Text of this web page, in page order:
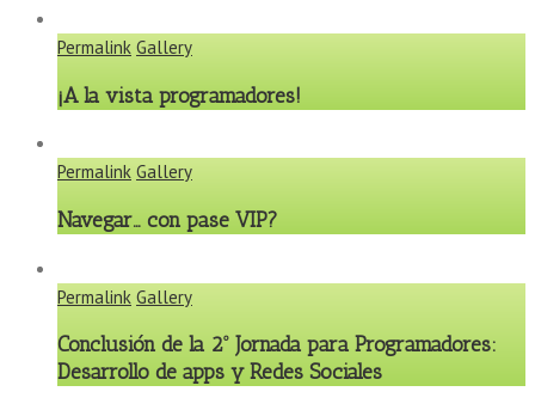
Permalink Gallery
¡A la vista programadores!
Permalink Gallery
Navegar… con pase VIP?
Permalink Gallery
Conclusión de la 2º Jornada para Programadores:
Desarrollo de apps y Redes Sociales